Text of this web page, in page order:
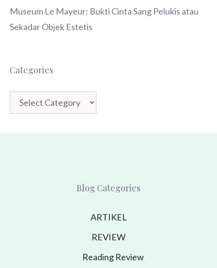
Museum Le Mayeur: Bukti Cinta Sang Pelukis atau
Sekadar Objek Estetis
Categories
Categories
Blog Categories
ARTIKEL
REVIEW
Reading Review